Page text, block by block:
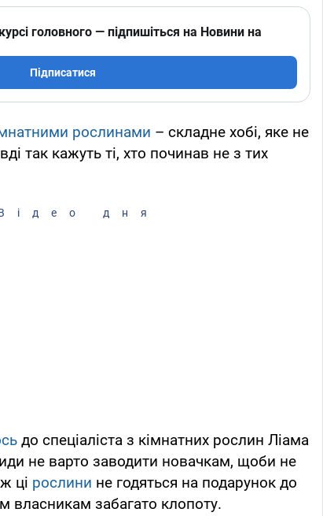
головного — підпишіться на Новини на
Підписатися
рослинами – складне хобі, яке не
так кажуть ті, хто починав не з тих
дня
до спеціаліста з кімнатних рослин Ліама
не варто заводити новачкам, щоби не
ці рослини не годяться на подарунок до
власникам забагато клопоту.